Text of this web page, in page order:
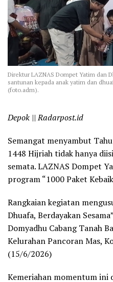
Direktur LAZNAS Dompet Yatim dan
santunan kepada anak yatim dan
(foto.adm).
Depok || Radarpost.id
Semangat menyambut
1448 Hijriah tidak hanya
semata. LAZNAS Dompet
program “1000 Paket
Rangkaian kegiatan
Dhuafa, Berdayakan
Domyadhu Cabang Tanah
Kelurahan Pancoran Mas,
(15/6/2026)
Kemeriahan momentum ini